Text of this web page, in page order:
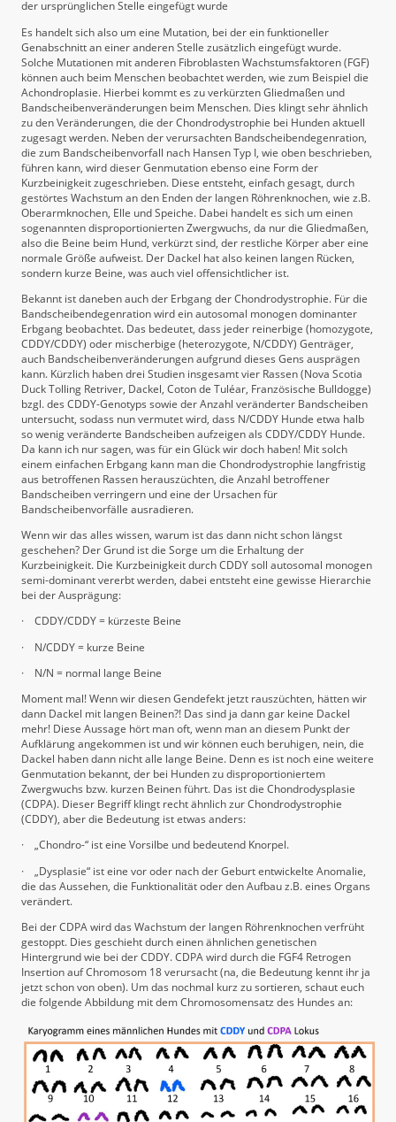
der ursprünglichen Stelle eingefügt wurde
Es handelt sich also um eine Mutation, bei der ein funktioneller
Genabschnitt an einer anderen Stelle zusätzlich eingefügt wurde.
Solche Mutationen mit anderen Fibroblasten Wachstumsfaktoren (FGF)
können auch beim Menschen beobachtet werden, wie zum Beispiel die
Achondroplasie. Hierbei kommt es zu verkürzten Gliedmaßen und
Bandscheibenveränderungen beim Menschen. Dies klingt sehr ähnlich
zu den Veränderungen, die der Chondrodystrophie bei Hunden aktuell
zugesagt werden. Neben der verursachten Bandscheibendegenration,
die zum Bandscheibenvorfall nach Hansen Typ I, wie oben beschrieben,
führen kann, wird dieser Genmutation ebenso eine Form der
Kurzbeinigkeit zugeschrieben. Diese entsteht, einfach gesagt, durch
gestörtes Wachstum an den Enden der langen Röhrenknochen, wie z.B.
Oberarmknochen, Elle und Speiche. Dabei handelt es sich um einen
sogenannten disproportionierten Zwergwuchs, da nur die Gliedmaßen,
also die Beine beim Hund, verkürzt sind, der restliche Körper aber eine
normale Größe aufweist. Der Dackel hat also keinen langen Rücken,
sondern kurze Beine, was auch viel offensichtlicher ist.
Bekannt ist daneben auch der Erbgang der Chondrodystrophie. Für die
Bandscheibendegenration wird ein autosomal monogen dominanter
Erbgang beobachtet. Das bedeutet, dass jeder reinerbige (homozygote,
CDDY/CDDY) oder mischerbige (heterozygote, N/CDDY) Genträger,
auch Bandscheibenveränderungen aufgrund dieses Gens ausprägen
kann. Kürzlich haben drei Studien insgesamt vier Rassen (Nova Scotia
Duck Tolling Retriver, Dackel, Coton de Tuléar, Französische Bulldogge)
bzgl. des CDDY-Genotyps sowie der Anzahl veränderter Bandscheiben
untersucht, sodass nun vermutet wird, dass N/CDDY Hunde etwa halb
so wenig veränderte Bandscheiben aufzeigen als CDDY/CDDY Hunde.
Da kann ich nur sagen, was für ein Glück wir doch haben! Mit solch
einem einfachen Erbgang kann man die Chondrodystrophie langfristig
aus betroffenen Rassen herauszüchten, die Anzahl betroffener
Bandscheiben verringern und eine der Ursachen für
Bandscheibenvorfälle ausradieren.
Wenn wir das alles wissen, warum ist das dann nicht schon längst
geschehen? Der Grund ist die Sorge um die Erhaltung der
Kurzbeinigkeit. Die Kurzbeinigkeit durch CDDY soll autosomal monogen
semi-dominant vererbt werden, dabei entsteht eine gewisse Hierarchie
bei der Ausprägung:
·
CDDY/CDDY = kürzeste Beine
·
N/CDDY = kurze Beine
·
N/N = normal lange Beine
Moment mal! Wenn wir diesen Gendefekt jetzt rauszüchten, hätten wir
dann Dackel mit langen Beinen?! Das sind ja dann gar keine Dackel
mehr! Diese Aussage hört man oft, wenn man an diesem Punkt der
Aufklärung angekommen ist und wir können euch beruhigen, nein, die
Dackel haben dann nicht alle lange Beine. Denn es ist noch eine weitere
Genmutation bekannt, der bei Hunden zu disproportioniertem
Zwergwuchs bzw. kurzen Beinen führt. Das ist die Chondrodysplasie
(CDPA). Dieser Begriff klingt recht ähnlich zur Chondrodystrophie
(CDDY), aber die Bedeutung ist etwas anders:
·
„Chondro-“ ist eine Vorsilbe und bedeutend Knorpel.
·
„Dysplasie“ ist eine vor oder nach der Geburt entwickelte Anomalie,
die das Aussehen, die Funktionalität oder den Aufbau z.B. eines Organs
verändert.
Bei der CDPA wird das Wachstum der langen Röhrenknochen verfrüht
gestoppt. Dies geschieht durch einen ähnlichen genetischen
Hintergrund wie bei der CDDY. CDPA wird durch die FGF4 Retrogen
Insertion auf Chromosom 18 verursacht (na, die Bedeutung kennt ihr ja
jetzt schon von oben). Um das nochmal kurz zu sortieren, schaut euch
die folgende Abbildung mit dem Chromosomensatz des Hundes an: